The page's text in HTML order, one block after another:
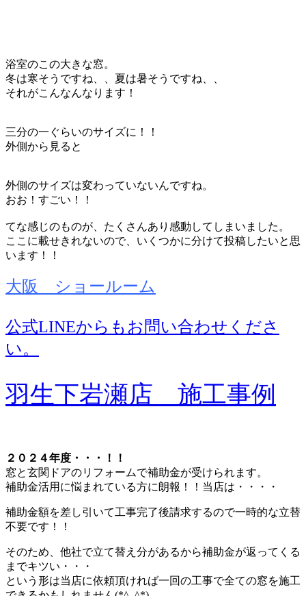
浴室のこの大きな窓。
冬は寒そうですね、、夏は暑そうですね、、
それがこんなんなります！
三分の一ぐらいのサイズに！！
外側から見ると
外側のサイズは変わっていないんですね。
おお！すごい！！
てな感じのものが、たくさんあり感動してしまいました。
ここに載せきれないので、いくつかに分けて投稿したいと思
います！！
大阪 ショールーム
公式LINEからもお問い合わせくださ
い。
羽生下岩瀬店 施工事例
２０２４年度・・・！！
窓と玄関ドアのリフォームで補助金が受けられます。
補助金活用に悩まれている方に朗報！！当店は・・・・
補助金額を差し引いて工事完了後請求するので一時的な立替
不要です！！
そのため、他社で立て替え分があるから補助金が返ってくる
までキツい・・・
という形は当店に依頼頂ければ一回の工事で全ての窓を施工